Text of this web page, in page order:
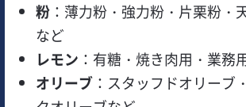
粉：薄力粉・強力粉・片栗粉・
など
レモン ：有糖・焼き肉用・業務
オリーブ：スタッフドオリーブ